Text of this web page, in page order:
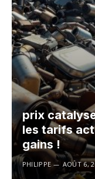
prix
les tarifs
gains !
PHILIPPE AOÛT 6,